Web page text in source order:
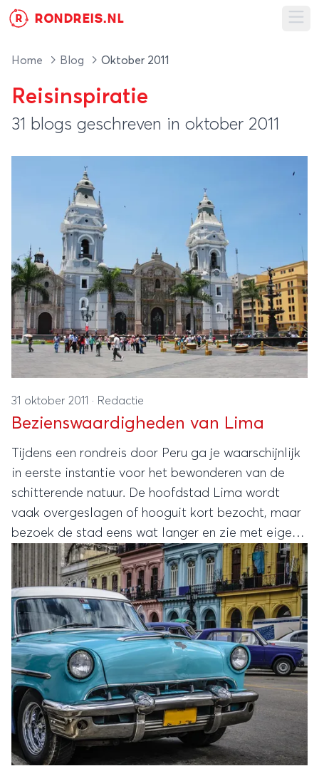
R RONDREIS.NL
Home Blog Oktober 2011
Reisinspiratie
31 blogs geschreven in oktober 2011
31 oktober 2011 · Redactie
Bezienswaardigheden van Lima
Tijdens een rondreis door Peru ga je waarschijnlijk
in eerste instantie voor het bewonderen van de
schitterende natuur. De hoofdstad Lima wordt
vaak overgeslagen of hooguit kort bezocht, maar
bezoek de stad eens wat langer en zie met eigen
ogen wat er allemaal te ontdekken valt.